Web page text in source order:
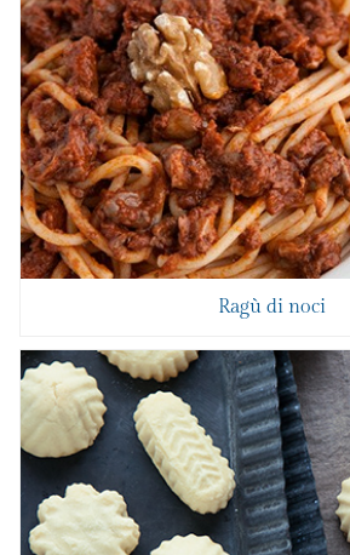
Ragù di noci